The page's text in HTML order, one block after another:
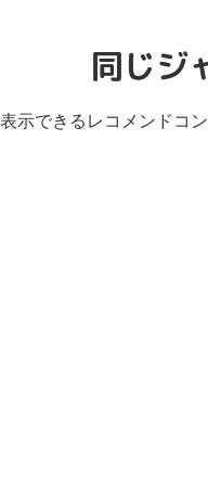
同じジ
表示できるレコメンドコ